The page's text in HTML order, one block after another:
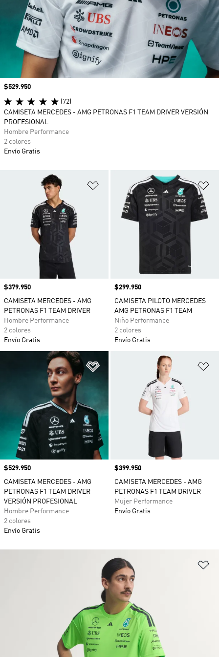
Añadir a la lista de deseos
Precio
$379.950
CAMISETA MERCEDES - AMG
PETRONAS F1 TEAM DRIVER
Hombre Performance
2 colores
Envío Gratis
Precio
$299.950
CAMISETA PILOTO MERCEDES
AMG PETRONAS F1 TEAM
Niño Performance
2 colores
Envío Gratis
Añadir a la lista de deseos
Precio
$529.950
CAMISETA MERCEDES - AMG
PETRONAS F1 TEAM DRIVER
VERSIÓN PROFESIONAL
Hombre Performance
2 colores
Envío Gratis
Precio
$399.950
CAMISETA MERCEDES - AMG
PETRONAS F1 TEAM DRIVER
Mujer Performance
Envío Gratis
Precio
$529.950
(72)
CAMISETA MERCEDES - AMG PETRONAS F1 TEAM DRIVER VERSIÓN
PROFESIONAL
Hombre Performance
2 colores
Envío Gratis